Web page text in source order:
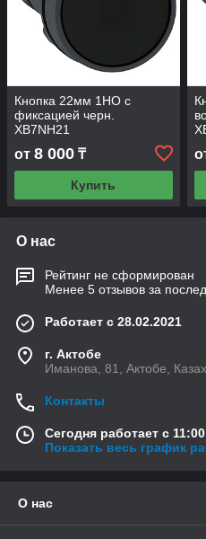
Кнопка 22мм 1НО с
фиксацией черн.
XB7NH21
от 8 000 ₸
Купить
О нас
Рейтинг не сформирован
Менее 5 отзывов за
Работает с 28.02.2021
г. Актобе
Иманова, 81, Актобе,
Контакты
Сегодня работает с
Показать весь график
О нас